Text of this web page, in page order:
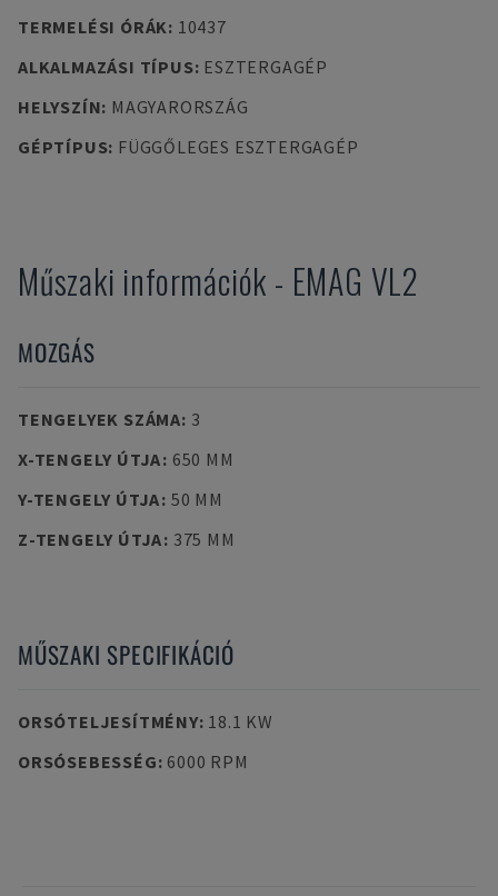
TERMELÉSI ÓRÁK: 10437
ALKALMAZÁSI TÍPUS: ESZTERGAGÉP
HELYSZÍN: MAGYARORSZÁG
GÉPTÍPUS: FÜGGŐLEGES ESZTERGAGÉP
Műszaki információk - EMAG VL2
MOZGÁS
TENGELYEK SZÁMA: 3
X-TENGELY ÚTJA: 650 MM
Y-TENGELY ÚTJA: 50 MM
Z-TENGELY ÚTJA: 375 MM
MŰSZAKI SPECIFIKÁCIÓ
ORSÓTELJESÍTMÉNY: 18.1 KW
ORSÓSEBESSÉG: 6000 RPM